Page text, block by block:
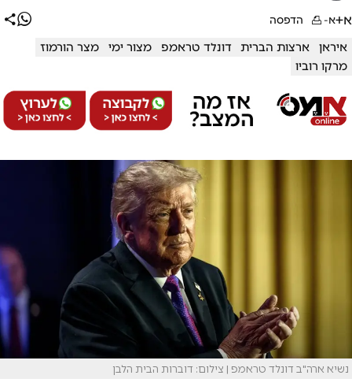
א+א- הדפסה
איראן ארצות הברית דונלד טראמפ מצור ימי
מצר הורמוז
מרקו רוביו
נשיא ארה"ב דונלד טראמפ | צילום: דוברות הבית הלבן